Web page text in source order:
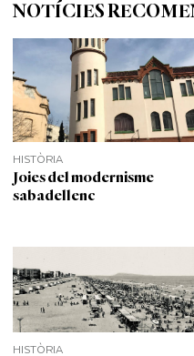
NOTÍCIES
HISTÒRIA
Joies del modernisme
sabadellenc
HISTÒRIA